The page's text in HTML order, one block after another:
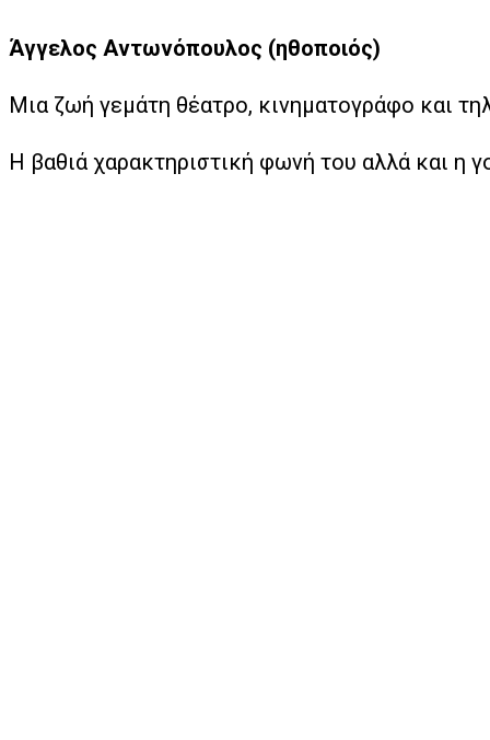
Άγγελος Αντωνόπουλος (ηθοποιός)
Μια ζωή γεμάτη θέατρο, κινηματογράφο και
Η βαθιά χαρακτηριστική φωνή του αλλά και η